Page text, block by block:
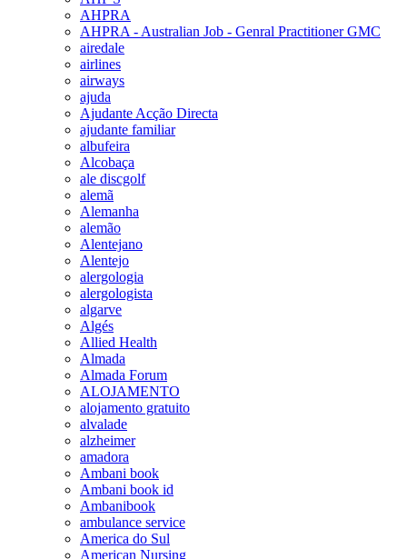
AHPRA
AHPRA - Australian Job - Genral Practitioner GMC
airedale
airlines
airways
ajuda
Ajudante Acção Directa
ajudante familiar
albufeira
Alcobaça
ale discgolf
alemã
Alemanha
alemão
Alentejano
Alentejo
alergologia
alergologista
algarve
Algés
Allied Health
Almada
Almada Forum
ALOJAMENTO
alojamento gratuito
alvalade
alzheimer
amadora
Ambani book
Ambani book id
Ambanibook
ambulance service
America do Sul
American Nursing